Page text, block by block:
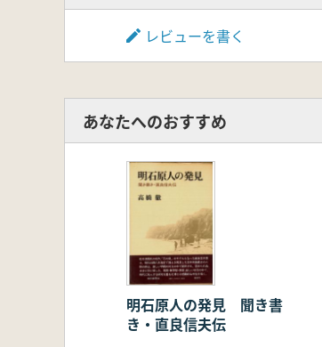
レビューを書く
あなたへのおすすめ
明石原人の発見 聞き書
き・直良信夫伝